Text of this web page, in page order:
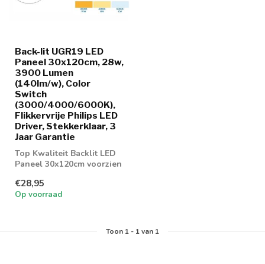
Back-lit UGR19 LED
Paneel 30x120cm, 28w,
3900 Lumen
(140lm/w), Color
Switch
(3000/4000/6000K),
Flikkervrije Philips LED
Driver, Stekkerklaar, 3
Jaar Garantie
Top Kwaliteit Backlit LED
Paneel 30x120cm voorzien
UGR19 di...
€28,95
Op voorraad
Toon 1- 1van 1